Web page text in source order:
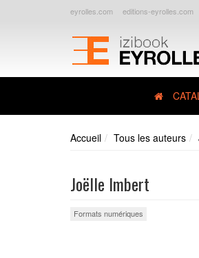
eyrolles.com editions-eyrolles.com
Accueil Tous les auteurs
Joëlle Imbert
Formats numériques